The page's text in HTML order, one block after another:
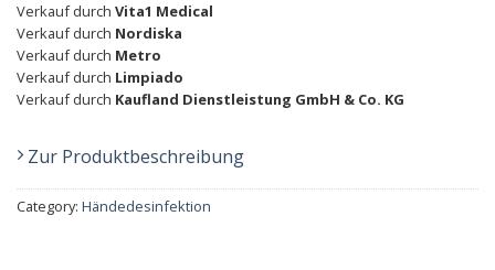
Verkauf durch Vita1 Medical
Verkauf durch Nordiska
Verkauf durch Metro
Verkauf durch Limpiado
Verkauf durch Kaufland Dienstleistung GmbH & Co. KG
Zur Produktbeschreibung
Category: Händedesinfektion